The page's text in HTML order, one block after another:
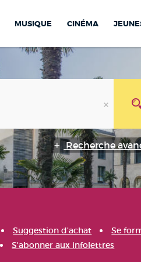
MUSIQUE CINÉMA
Recherche
Suggestion d'achat
Se
S'abonner aux infolettres